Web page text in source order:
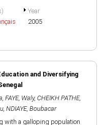
Year
2005
and Diversifying
, FAYE, Waly, CHEIKH PATHE,
, NDIAYE, Boubacar
with a galloping population